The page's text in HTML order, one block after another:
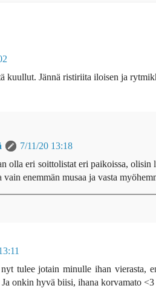
kuullut. Jännä ristiriita iloisen ja
7/11/20 13:18
olla eri soittolistat eri paikoissa,
vain enemmän musaa ja vasta
tulee jotain minulle ihan vierasta,
onkin hyvä biisi, ihana korvamato <3